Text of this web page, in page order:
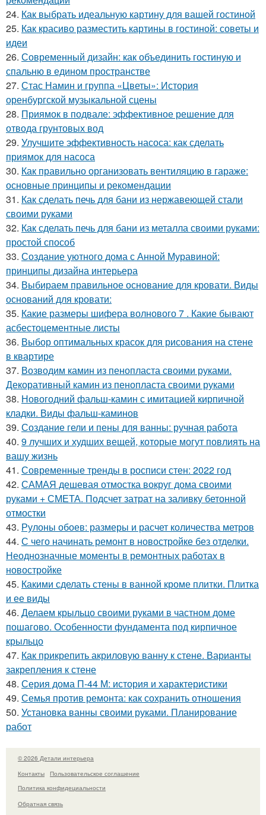
24. Как выбрать идеальную картину для вашей гостиной
25. Как красиво разместить картины в гостиной: советы и
идеи
26. Современный дизайн: как объединить гостиную и
спальню в едином пространстве
27. Стас Намин и группа «Цветы»: История
оренбургской музыкальной сцены
28. Приямок в подвале: эффективное решение для
отвода грунтовых вод
29. Улучшите эффективность насоса: как сделать
приямок для насоса
30. Как правильно организовать вентиляцию в гараже:
основные принципы и рекомендации
31. Как сделать печь для бани из нержавеющей стали
своими руками
32. Как сделать печь для бани из металла своими руками:
простой способ
33. Создание уютного дома с Анной Муравиной:
принципы дизайна интерьера
34. Выбираем правильное основание для кровати. Виды
оснований для кровати:
35. Какие размеры шифера волнового 7 . Какие бывают
асбестоцементные листы
36. Выбор оптимальных красок для рисования на стене
в квартире
37. Возводим камин из пенопласта своими руками.
Декоративный камин из пенопласта своими руками
38. Новогодний фальш-камин с имитацией кирпичной
кладки. Виды фальш-каминов
39. Создание гели и пены для ванны: ручная работа
40. 9 лучших и худших вещей, которые могут повлиять на
вашу жизнь
41. Современные тренды в росписи стен: 2022 год
42. САМАЯ дешевая отмостка вокруг дома своими
руками + СМЕТА. Подсчет затрат на заливку бетонной
отмостки
43. Рулоны обоев: размеры и расчет количества метров
44. С чего начинать ремонт в новостройке без отделки.
Неоднозначные моменты в ремонтных работах в
новостройке
45. Какими сделать стены в ванной кроме плитки. Плитка
и ее виды
46. Делаем крыльцо своими руками в частном доме
пошагово. Особенности фундамента под кирпичное
крыльцо
47. Как прикрепить акриловую ванну к стене. Варианты
закрепления к стене
48. Серия дома П-44 М: история и характеристики
49. Семья против ремонта: как сохранить отношения
50. Установка ванны своими руками. Планирование
работ
© 2026 Детали интерьера
Контакты
Пользовательское соглашение
Политика конфидециальности
Обратная связь